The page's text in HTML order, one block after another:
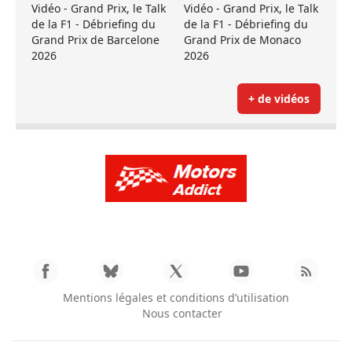
Vidéo - Grand Prix, le Talk
de la F1 - Débriefing du
Grand Prix de Barcelone
2026
Vidéo - Grand Prix, le Talk
de la F1 - Débriefing du
Grand Prix de Monaco
2026
+ de vidéos
Mentions légales et conditions d’utilisation
Nous contacter